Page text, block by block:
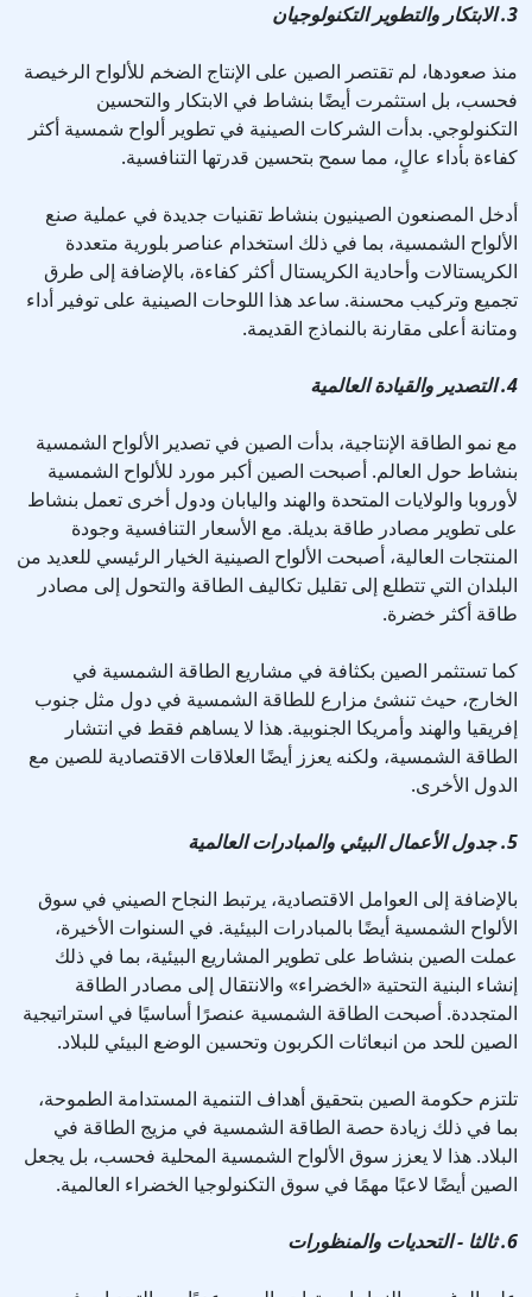
3. الابتكار والتطوير التكنولوجيان
منذ صعودها، لم تقتصر الصين على الإنتاج الضخم للألواح الرخيصة
فحسب، بل استثمرت أيضًا بنشاط في الابتكار والتحسين
التكنولوجي. بدأت الشركات الصينية في تطوير ألواح شمسية أكثر
كفاءة بأداء عالٍ، مما سمح بتحسين قدرتها التنافسية.
أدخل المصنعون الصينيون بنشاط تقنيات جديدة في عملية صنع
الألواح الشمسية، بما في ذلك استخدام عناصر بلورية متعددة
الكريستالات وأحادية الكريستال أكثر كفاءة، بالإضافة إلى طرق
تجميع وتركيب محسنة. ساعد هذا اللوحات الصينية على توفير أداء
ومتانة أعلى مقارنة بالنماذج القديمة.
4. التصدير والقيادة العالمية
مع نمو الطاقة الإنتاجية، بدأت الصين في تصدير الألواح الشمسية
بنشاط حول العالم. أصبحت الصين أكبر مورد للألواح الشمسية
لأوروبا والولايات المتحدة والهند واليابان ودول أخرى تعمل بنشاط
على تطوير مصادر طاقة بديلة. مع الأسعار التنافسية وجودة
المنتجات العالية، أصبحت الألواح الصينية الخيار الرئيسي للعديد من
البلدان التي تتطلع إلى تقليل تكاليف الطاقة والتحول إلى مصادر
طاقة أكثر خضرة.
كما تستثمر الصين بكثافة في مشاريع الطاقة الشمسية في
الخارج، حيث تنشئ مزارع للطاقة الشمسية في دول مثل جنوب
إفريقيا والهند وأمريكا الجنوبية. هذا لا يساهم فقط في انتشار
الطاقة الشمسية، ولكنه يعزز أيضًا العلاقات الاقتصادية للصين مع
الدول الأخرى.
5. جدول الأعمال البيئي والمبادرات العالمية
بالإضافة إلى العوامل الاقتصادية، يرتبط النجاح الصيني في سوق
الألواح الشمسية أيضًا بالمبادرات البيئية. في السنوات الأخيرة،
عملت الصين بنشاط على تطوير المشاريع البيئية، بما في ذلك
إنشاء البنية التحتية «الخضراء» والانتقال إلى مصادر الطاقة
المتجددة. أصبحت الطاقة الشمسية عنصرًا أساسيًا في استراتيجية
الصين للحد من انبعاثات الكربون وتحسين الوضع البيئي للبلاد.
تلتزم حكومة الصين بتحقيق أهداف التنمية المستدامة الطموحة،
بما في ذلك زيادة حصة الطاقة الشمسية في مزيج الطاقة في
البلاد. هذا لا يعزز سوق الألواح الشمسية المحلية فحسب، بل يجعل
الصين أيضًا لاعبًا مهمًا في سوق التكنولوجيا الخضراء العالمية.
6. ثالثا - التحديات والمنظورات